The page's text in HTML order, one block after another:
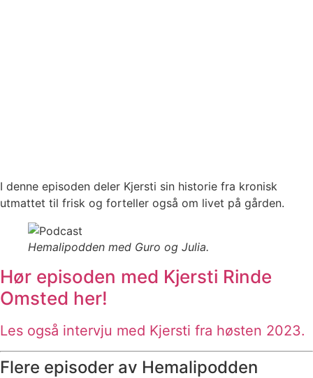
I denne episoden deler Kjersti sin historie fra kronisk
utmattet til frisk og forteller også om livet på gården.
Hemalipodden med Guro og Julia.
Hør episoden med Kjersti Rinde
Omsted her!
Les også intervju med Kjersti fra høsten 2023.
Flere episoder av Hemalipodden